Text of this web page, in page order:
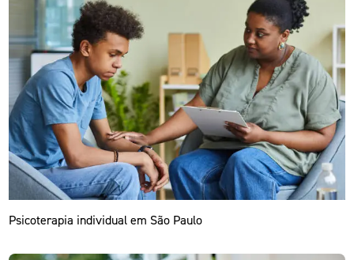
Psicoterapia individual em São Paulo